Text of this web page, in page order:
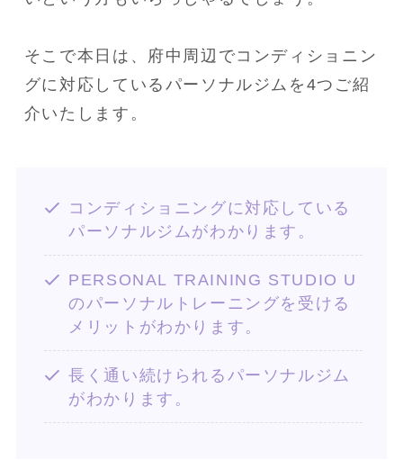
そこで本日は、府中周辺でコンディショニン
グに対応しているパーソナルジムを4つご紹
介いたします。
コンディショニングに対応している
パーソナルジムがわかります。
PERSONAL TRAINING STUDIO U
のパーソナルトレーニングを受ける
メリットがわかります。
長く通い続けられるパーソナルジム
がわかります。